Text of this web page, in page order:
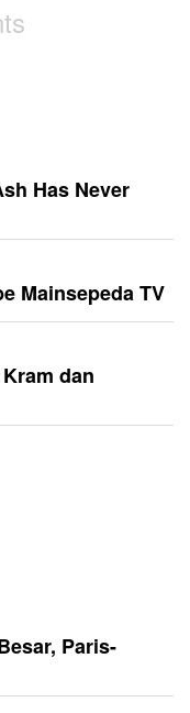
Has Never
Mainsepeda TV
dan
Paris-